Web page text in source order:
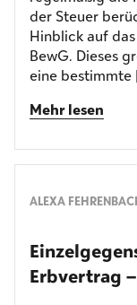
der Steuer
Hinblick auf das
BewG. Dieses
eine
Mehr lesen
ALEXA
Erbvertrag